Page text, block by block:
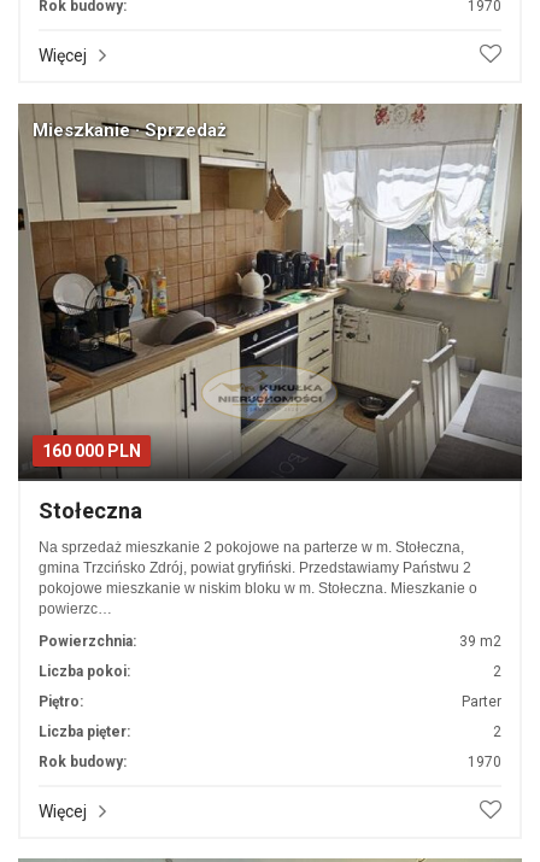
Rok budowy:
1970
Więcej
160 000 PLN
Mieszkanie · Sprzedaż
Stołeczna
Na sprzedaż mieszkanie 2 pokojowe na parterze w m. Stołeczna,
gmina Trzcińsko Zdrój, powiat gryfiński. Przedstawiamy Państwu 2
pokojowe mieszkanie w niskim bloku w m. Stołeczna. Mieszkanie o
powierzc…
Powierzchnia:
39 m2
Liczba pokoi:
2
Piętro:
Parter
Liczba pięter:
2
Rok budowy:
1970
Więcej